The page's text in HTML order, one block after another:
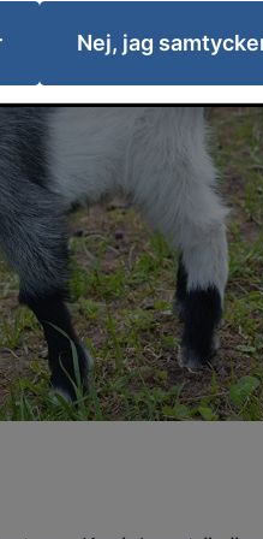
Nej, jag